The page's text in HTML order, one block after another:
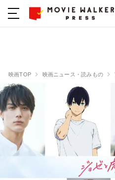
映画TOP 映画ニュース・読みもの